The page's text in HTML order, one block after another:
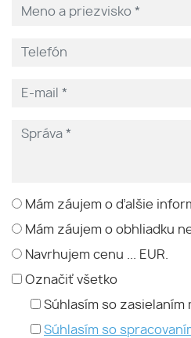
Mám záujem o ďalšie
Mám záujem o obhliadku
Navrhujem cenu ... EUR.
Označiť všetko
Súhlasím so
Súhlasím so